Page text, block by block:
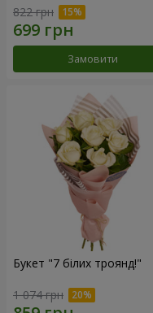
822 грн
Замовити
Букет "7 білих троянд!"
1 074 грн